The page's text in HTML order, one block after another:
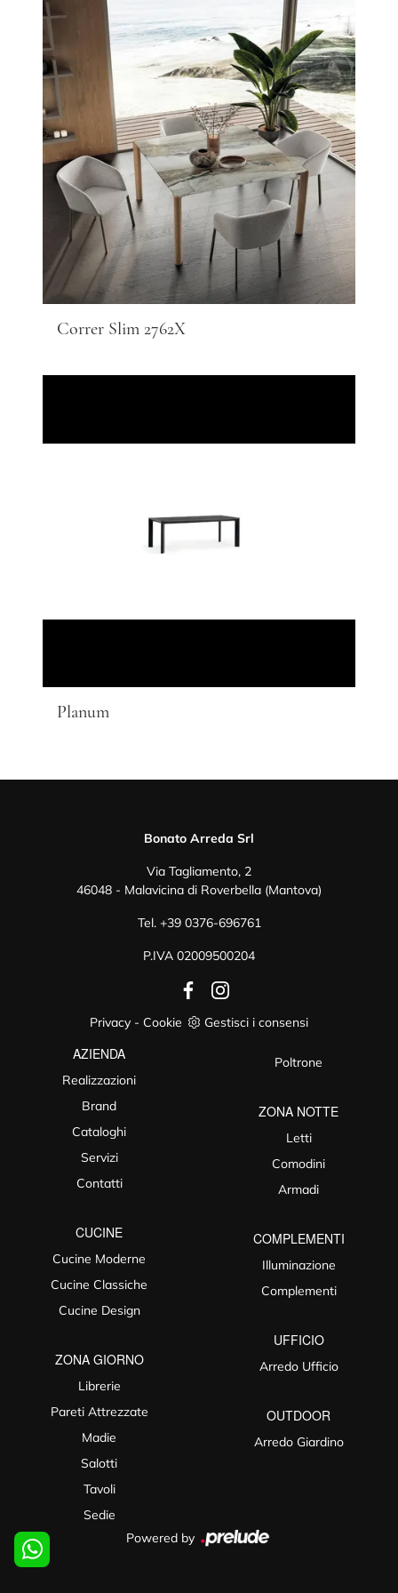
Correr Slim 2762X
Planum
Bonato Arreda Srl
Via Tagliamento, 2
46048 - Malavicina di Roverbella (Mantova)
Tel. +39 0376-696761
P.IVA 02009500204
Privacy - Cookie Gestisci i consensi
AZIENDA
Realizzazioni
Brand
Cataloghi
Servizi
Contatti
CUCINE
Cucine Moderne
Cucine Classiche
Cucine Design
ZONA GIORNO
Librerie
Pareti Attrezzate
Madie
Salotti
Tavoli
Sedie
Poltrone
ZONA NOTTE
Letti
Comodini
Armadi
COMPLEMENTI
Illuminazione
Complementi
UFFICIO
Arredo Ufficio
OUTDOOR
Arredo Giardino
Powered by